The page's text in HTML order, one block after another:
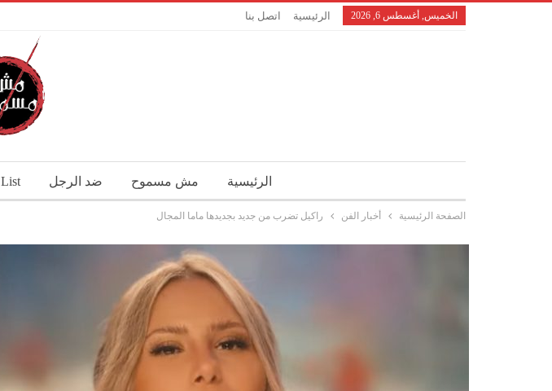
الخميس, أغسطس 6, 2026 الرئيسية اتصل بنا
الرئيسية مش مسموح ضد الرجل
الصفحة الرئيسية أخبار الفن راكيل تضرب من جديد بجديدها ماما المجال